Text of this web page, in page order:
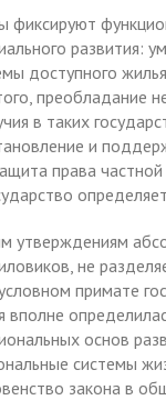
фиксируют
развития:
доступного
преобладание
в таких
и
права
утверждениям
не
примате
вполне
основ
системы
закона в